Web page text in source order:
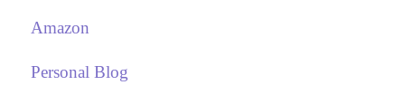
Amazon
Personal Blog